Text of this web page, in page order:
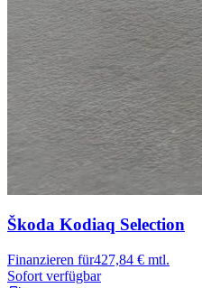
Škoda Kodiaq Selection
Finanzieren für427,84 € mtl.
Sofort verfügbar